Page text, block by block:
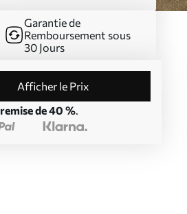
Garantie de
Remboursement sous
30 Jours
Afficher le Prix
remise de 40 %.